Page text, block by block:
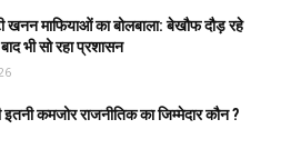
खनन माफियाओं का बोलबाला: बेखौफ दौड़ रहे
भी सो रहा प्रशासन
कमजोर राजनीतिक का जिम्मेदार कौन ?